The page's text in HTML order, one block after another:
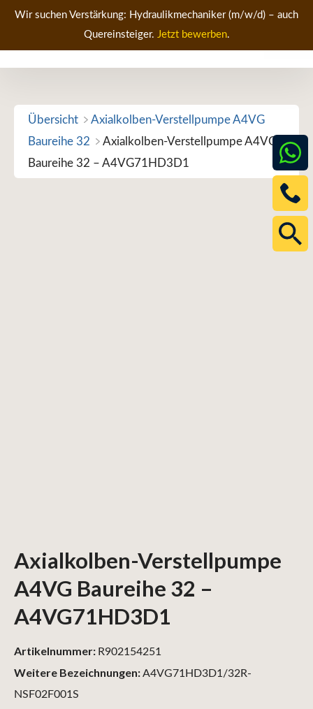
Zum
springen
Wir suchen Verstärkung: Hydraulikmechaniker (m/w/d) – auch
Quereinsteiger. Jetzt bewerben.
Übersicht
Axialkolben-Verstellpumpe A4VG
Baureihe 32
Axialkolben-Verstellpumpe A4VG
Baureihe 32 – A4VG71HD3D1
Axialkolben-Verstellpumpe
A4VG Baureihe 32 –
A4VG71HD3D1
Weitere Bezeichnungen:A4VG71HD3D1/32R-
NSF02F001S
Artikelnummer: R902154251